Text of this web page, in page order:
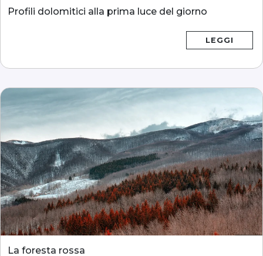
Profili dolomitici alla prima luce del giorno
LEGGI
La foresta rossa